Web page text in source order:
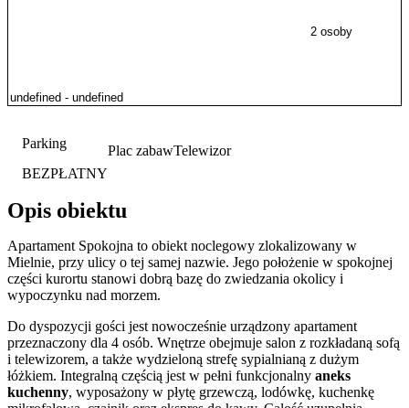
Parking
BEZPŁATNY
Plac zabawTelewizor
Opis obiektu
Apartament Spokojna to obiekt noclegowy zlokalizowany w
Mielnie, przy ulicy o tej samej nazwie. Jego położenie w spokojnej
części kurortu stanowi dobrą bazę do zwiedzania okolicy i
wypoczynku nad morzem.
Do dyspozycji gości jest nowocześnie urządzony apartament
przeznaczony dla 4 osób. Wnętrze obejmuje salon z rozkładaną sofą
i telewizorem, a także wydzieloną strefę sypialnianą z dużym
łóżkiem. Integralną częścią jest w pełni funkcjonalny aneks
kuchenny, wyposażony w płytę grzewczą, lodówkę, kuchenkę
2 osoby